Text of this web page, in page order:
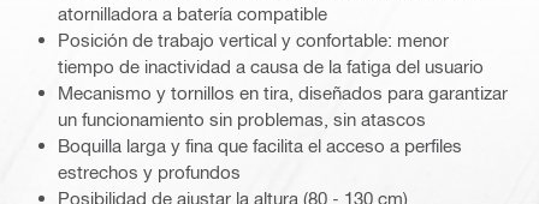
atornilladora a batería compatible
Posición de trabajo vertical y confortable: menor
tiempo de inactividad a causa de la fatiga del usuario
Mecanismo y tornillos en tira, diseñados para garantizar
un funcionamiento sin problemas, sin atascos
Boquilla larga y fina que facilita el acceso a perfiles
estrechos y profundos
Posibilidad de ajustar la altura (80 - 130 cm)